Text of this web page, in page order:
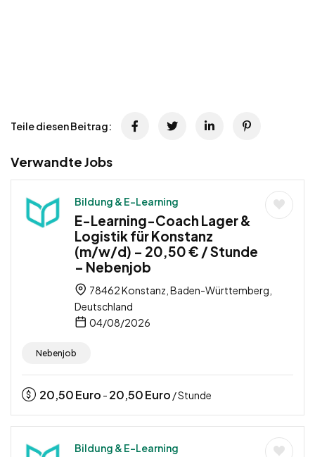
Teile diesen Beitrag:
Verwandte Jobs
Bildung & E-Learning
E-Learning-Coach Lager &
Logistik für Konstanz
(m/w/d) – 20,50 € / Stunde
– Nebenjob
78462 Konstanz, Baden-Württemberg,
Deutschland
04/08/2026
Nebenjob
20,50Euro - 20,50Euro / Stunde
Bildung & E-Learning